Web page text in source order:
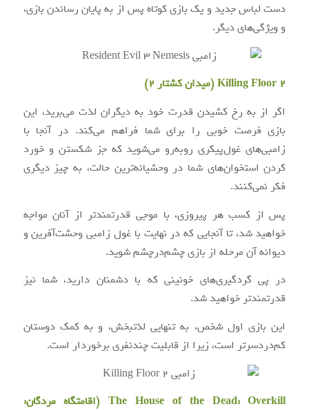
دست لباس جدید و یک بازی کوتاه پس از به پایان رساندن بازی،
و ویژگی‌های دیگر.
Killing Floor 2 (میدان کشتار ۲)
اگر از به رخ کشیدن قدرت خود به دیگران لذت می‌برید، این
بازی فرصت خوبی را برای شما فراهم می‌کند. در آنجا با
زامبی‌های غول‌پیکری روبه‌رو می‌شوید که جز شکستن و خورد
کردن استخوان‌های شما در وحشیانه‌ترین حالت، به چیز دیگری
فکر نمی‌کنند.
پس از کسب هر پیروزی، با موجی قدرتمندتر از آنان مواجه
خواهید شد، تا آنجایی که در نهایت با غول زامبی وحشت‌آفرین و
دیوانه آن مرحله از بازی چشم‌درچشم شوید.
در پی گردگیری‌های خونینی که با دشمنان دارید، شما نیز
قدرتمندتر خواهید شد.
این بازی اول شخص، به تنهایی لذتبخش، و به کمک دوستان
کم‌دردسرتر است، زیرا از قابلیت چندنفری برخوردار است.
The House of the Dead: Overkill (اقامتگاه مردگان: